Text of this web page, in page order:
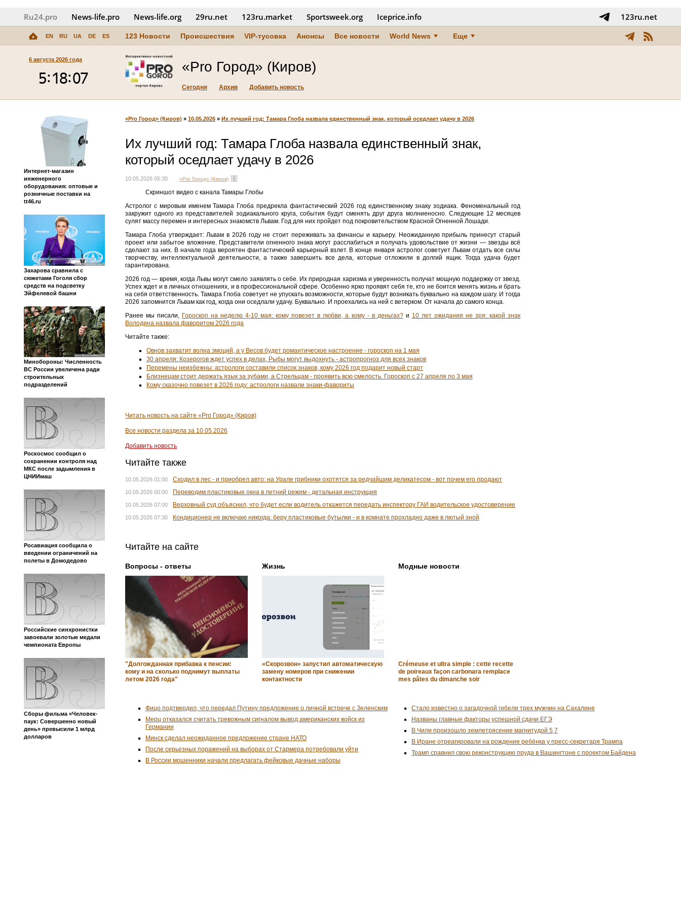
Ru24.pro News‑life.pro News‑life.org 29ru.net 123ru.market Sportsweek.org Iceprice.info 123ru.net
EN RU UA DE ES 123 Новости Происшествия VIP-тусовка Анонсы Все новости World News Еще
6 августа 2026 года «Pro Город» (Киров)
Сегодня Архив Добавить новость
Интернет-магазин
инженерного
оборудования: оптовые и
розничные поставки на
tt46.ru
Захарова сравнила с
сюжетами Гоголя сбор
средств на подсветку
Эйфелевой башни
Минобороны: Численность
ВС России увеличена ради
строительных
подразделений
Роскосмос сообщил о
сохранении контроля над
МКС после задымления в
ЦНИИмаш
Росавиация сообщила о
введении ограничений на
полеты в Домодедово
Российские синхронистки
завоевали золотые медали
чемпионата Европы
Сборы фильма «Человек-
паук: Совершенно новый
день» превысили 1 млрд
долларов
«Pro Город» (Киров) » 10.05.2026 » Их лучший год: Тамара Глоба назвала единственный знак, который оседлает удачу в 2026
Их лучший год: Тамара Глоба назвала единственный знак,
который оседлает удачу в 2026
10.05.2026 05:30 «Pro Город» (Киров)
Скриншот видео с канала Тамары Глобы
Астролог с мировым именем Тамара Глоба предрекла фантастический 2026 год единственному знаку зодиака. Феноменальный год
закружит одного из представителей зодиакального круга, события будут сменять друг друга молниеносно. Следующие 12 месяцев
сулят массу перемен и интересных знакомств Львам. Год для них пройдет под покровительством Красной Огненной Лошади.
Тамара Глоба утверждает: Львам в 2026 году не стоит переживать за финансы и карьеру. Неожиданную прибыль принесут старый
проект или забытое вложение. Представители огненного знака могут расслабиться и получать удовольствие от жизни — звезды всё
сделают за них. В начале года вероятен фантастический карьерный взлет. В конце января астролог советует Львам отдать все силы
творчеству, интеллектуальной деятельности, а также завершить все дела, которые отложили в долгий ящик. Тогда удача будет
гарантирована.
2026 год — время, когда Львы могут смело заявлять о себе. Их природная харизма и уверенность получат мощную поддержку от звезд.
Успех ждет и в личных отношениях, и в профессиональной сфере. Особенно ярко проявят себя те, кто не боится менять жизнь и брать
на себя ответственность. Тамара Глоба советует не упускать возможности, которые будут возникать буквально на каждом шагу. И тогда
2026 запомнится Львам как год, когда они оседлали удачу. Буквально. И проехались на ней с ветерком. От начала до самого конца.
Ранее мы писали, Гороскоп на неделю 4-10 мая: кому повезет в любви, а кому - в деньгах?и 10 лет ожидания не зря: какой знак
Володина назвала фаворитом 2026 года
Читайте также:
Овнов захватит волна эмоций, а у Весов будет романтическое настроение - гороскоп на 1 мая
30 апреля: Козерогов ждет успех в делах, Рыбы могут выдохнуть - астропрогноз для всех знаков
Перемены неизбежны: астрологи составили список знаков, кому 2026 год подарит новый старт
Близнецам стоит держать язык за зубами, а Стрельцам - проявить всю смелость. Гороскоп с 27 апреля по 3 мая
Кому сказочно повезет в 2026 году: астрологи назвали знаки-фавориты
Читать новость на сайте «Pro Город» (Киров)
Все новости раздела за 10.05.2026
Добавить новость
Читайте также
10.05.2026 01:00 Сходил в лес - и приобрел авто: на Урале грибники охотятся за редчайшим деликатесом - вот почем его продают
10.05.2026 00:00 Переводим пластиковые окна в летний режим - детальная инструкция
10.05.2026 07:00 Верховный суд объяснил, что будет если водитель откажется передать инспектору ГАИ водительское удостоверение
10.05.2026 07:30 Кондиционер не включаю никогда: беру пластиковые бутылки - и в комнате прохладно даже в лютый зной
Читайте на сайте
Вопросы - ответы
"Долгожданная прибавка к пенсии:
кому и на сколько поднимут выплаты
летом 2026 года"
Жизнь
«Скорозвон» запустил автоматическую
замену номеров при снижении
контактности
Модные новости
Crémeuse et ultra simple : cette recette
de poireaux façon carbonara remplace
mes pâtes du dimanche soir
Фицо подтвердил, что передал Путину предложение о личной встрече с Зеленским
Мерц отказался считать тревожным сигналом вывод американских войск из
Германии
Минск сделал неожиданное предложение стране НАТО
После серьезных поражений на выборах от Стармера потребовали уйти
В России мошенники начали предлагать фейковые дачные наборы
Стало известно о загадочной гибели трех мужчин на Сахалине
Названы главные факторы успешной сдачи ЕГЭ
В Чили произошло землетрясение магнитудой 5,7
В Иране отреагировали на рождение ребёнка у пресс-секретаря Трампа
Трамп сравнил свою реконструкцию пруда в Вашингтоне с проектом Байдена